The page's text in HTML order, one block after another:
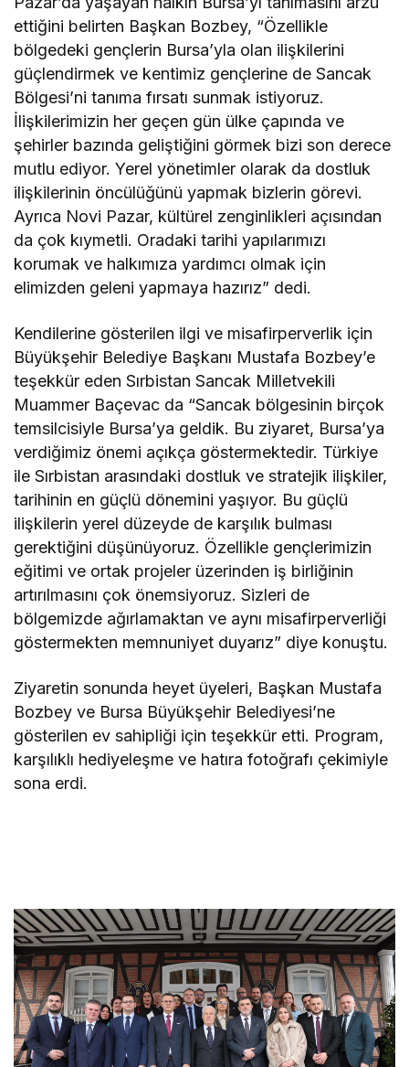
ettiğini belirten Başkan Bozbey, “Özellikle
bölgedeki gençlerin Bursa’yla olan ilişkilerini
güçlendirmek ve kentimiz gençlerine de Sancak
Bölgesi’ni tanıma fırsatı sunmak istiyoruz.
İlişkilerimizin her geçen gün ülke çapında ve
şehirler bazında geliştiğini görmek bizi son derece
mutlu ediyor. Yerel yönetimler olarak da dostluk
ilişkilerinin öncülüğünü yapmak bizlerin görevi.
Ayrıca Novi Pazar, kültürel zenginlikleri açısından
da çok kıymetli. Oradaki tarihi yapılarımızı
korumak ve halkımıza yardımcı olmak için
elimizden geleni yapmaya hazırız” dedi.
Kendilerine gösterilen ilgi ve misafirperverlik için
Büyükşehir Belediye Başkanı Mustafa Bozbey’e
teşekkür eden Sırbistan Sancak Milletvekili
Muammer Baçevac da “Sancak bölgesinin birçok
temsilcisiyle Bursa’ya geldik. Bu ziyaret, Bursa’ya
verdiğimiz önemi açıkça göstermektedir. Türkiye
ile Sırbistan arasındaki dostluk ve stratejik ilişkiler,
tarihinin en güçlü dönemini yaşıyor. Bu güçlü
ilişkilerin yerel düzeyde de karşılık bulması
gerektiğini düşünüyoruz. Özellikle gençlerimizin
eğitimi ve ortak projeler üzerinden iş birliğinin
artırılmasını çok önemsiyoruz. Sizleri de
bölgemizde ağırlamaktan ve aynı misafirperverliği
göstermekten memnuniyet duyarız” diye konuştu.
Ziyaretin sonunda heyet üyeleri, Başkan Mustafa
Bozbey ve Bursa Büyükşehir Belediyesi’ne
gösterilen ev sahipliği için teşekkür etti. Program,
karşılıklı hediyeleşme ve hatıra fotoğrafı çekimiyle
sona erdi.